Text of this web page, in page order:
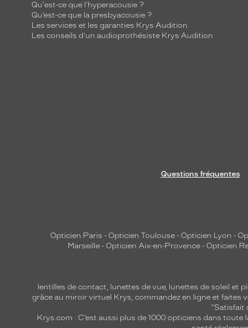
Qu'est-ce que l'hyperacousie ?
Qu’est-ce que la presbyacousie ?
Les services et les garanties Krys Audition
Les conseils d'un audioprothésiste Krys Audition
Questions fréquentes
Opticien Paris - Opticien Toulouse - Opticien Lyon -
Marseille - Opticien Aix-en-Provence - Opticien
lentilles de contact, lunettes de vue, lunettes de soleil et
grâce au miroir virtuel Krys, commandez en ligne et faites
"Satisfait
Krys.com : C’est aussi plus de 1000 opticiens dans toute